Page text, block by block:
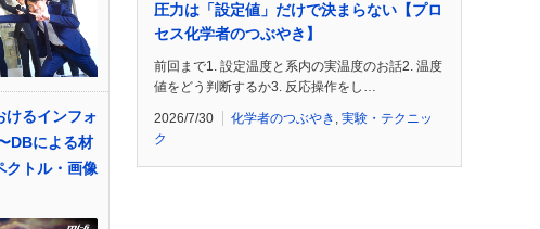
けるインフォ
DBによる材
クトル・画像
圧力は「設定値」だけで決まらない【プロ
セス化学者のつぶやき】
前回まで1. 設定温度と系内の実温度のお話2. 温度
値をどう判断するか3. 反応操作をし…
2026/7/30 化学者のつぶやき , 実験・テクニッ
ク